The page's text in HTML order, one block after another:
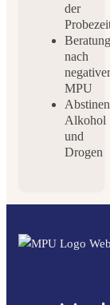
der
Beratung
nach
negativer
MPU
Alkohol
und
Drogen